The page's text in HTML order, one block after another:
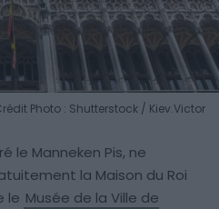
Photo : Shutterstock / Kiev.Victor
le Manneken Pis, ne
la Maison du Roi
le Musée de la Ville de